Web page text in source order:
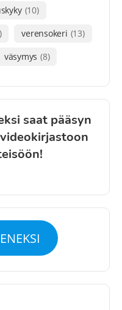
(10)
verensokeri (13)
väsymys (8)
saat pääsyn